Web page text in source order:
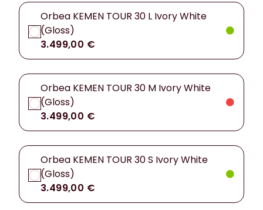
Orbea KEMEN TOUR 30 L Ivory White
(Gloss)
3.499,00 €
Orbea KEMEN TOUR 30 M Ivory White
(Gloss)
3.499,00 €
Orbea KEMEN TOUR 30 S Ivory White
(Gloss)
3.499,00 €